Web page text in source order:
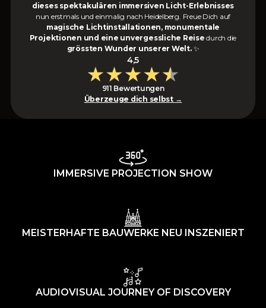
dieses spektakulären immersiven Licht-Erlebnisses
nun erstmals und einmalig nach Heidelberg. Freue Dich auf
magische Lichtinstallationen, monumentale
Projektionen und eine unvergessliche Reise durch die
grössten Wunder unserer Welt. ✨
4,5
911 Bewertungen
Überzeuge dich selbst →
IMMERSIVE PROJECTION SHOW
MEISTERHAFTE BAUWERKE NEU INSZENIERT
AUDIOVISUAL JOURNEY OF DISCOVERY